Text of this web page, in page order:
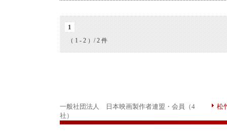
1
（ 1 - 2 ）/ 2 件
一般社団法人 日本映画製作者連盟・会員（4
社）
松